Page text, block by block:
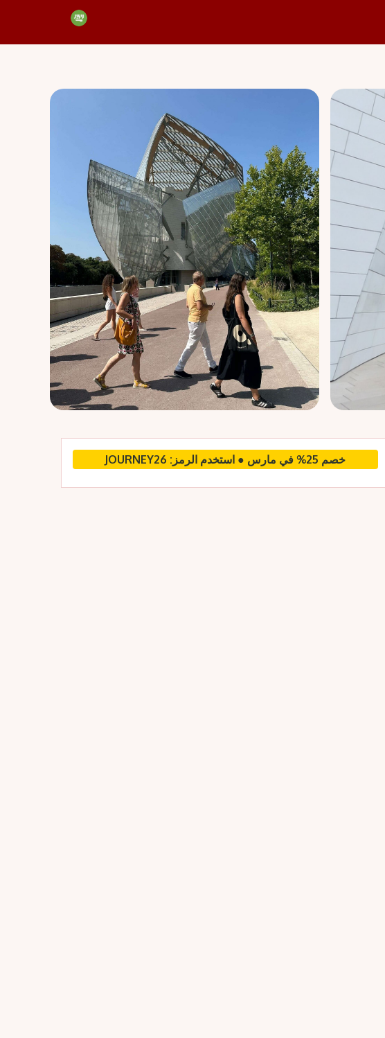
خصم 25% في مارس ● استخدم الرمز: JOURNEY26